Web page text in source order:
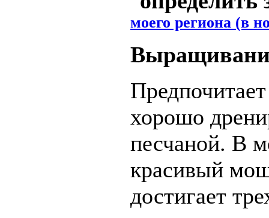
моего региона (в
хорошо
песчаной. В
красивый
достигает